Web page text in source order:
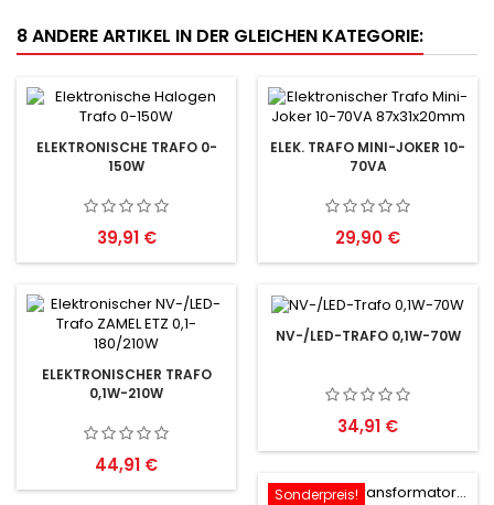
8 ANDERE ARTIKEL IN DER GLEICHEN KATEGORIE:
ELEKTRONISCHE TRAFO 0-
150W
Preis
39,91 €
ELEK. TRAFO MINI-JOKER 10-
70VA
Preis
29,90 €
ELEKTRONISCHER TRAFO
0,1W-210W
Preis
44,91 €
NV-/LED-TRAFO 0,1W-70W
Preis
34,91 €
Sonderpreis!